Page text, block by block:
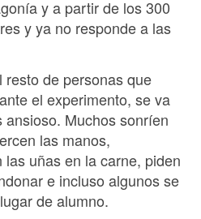
y a partir de los 300
y ya no responde a las
de personas que
el experimento, se va
Muchos sonríen
las manos,
uñas en la carne, piden
e incluso algunos se
de alumno.